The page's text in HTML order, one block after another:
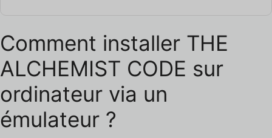
Comment installer THE
ALCHEMIST CODE sur
ordinateur via un
émulateur ?